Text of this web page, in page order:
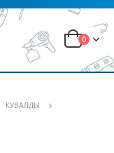
0
КУВАЛДЫ